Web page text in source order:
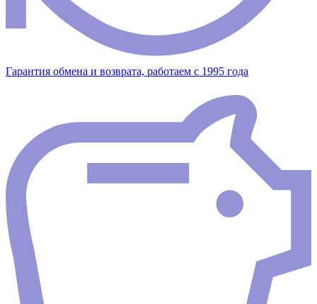
Гарантия обмена и возврата, работаем с 1995 года